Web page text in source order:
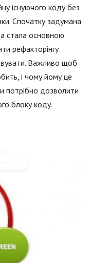
існуючого коду без
Спочатку задумана
стала основною
рефакторінгу
Важливо щоб
і чому йому це
потрібно дозволити
блоку коду.